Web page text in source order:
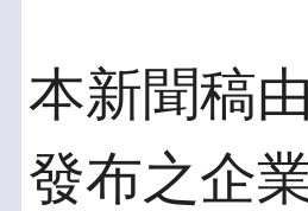
本新聞稿
發布之企